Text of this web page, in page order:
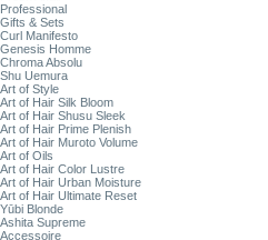
Professional
Gifts & Sets
Curl Manifesto
Genesis Homme
Chroma Absolu
Shu Uemura
Art of Style
Art of Hair Silk Bloom
Art of Hair Shusu Sleek
Art of Hair Prime Plenish
Art of Hair Muroto Volume
Art of Oils
Art of Hair Color Lustre
Art of Hair Urban Moisture
Art of Hair Ultimate Reset
Yūbi Blonde
Ashita Supreme
Accessoire